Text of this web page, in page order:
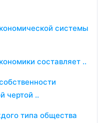
системы
составляет ..
чертой ..
типа общества